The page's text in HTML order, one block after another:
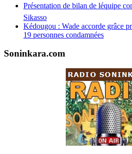
Présentation de bilan de léquipe
Sikasso
Kédougou : Wade accorde grâce
19 personnes condamnées
Soninkara.com